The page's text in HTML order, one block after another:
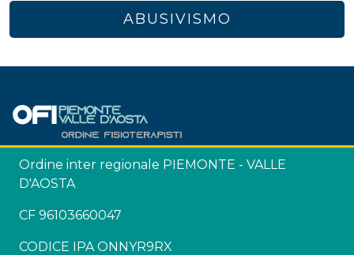
ABUSIVISMO
Ordine inter regionale PIEMONTE - VALLE
D'AOSTA
CF 96103660047
CODICE IPA ONNYR9RX